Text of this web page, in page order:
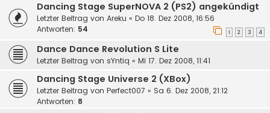
Dancing Stage SuperNOVA 2 (PS2) angekündigt
Letzter Beitrag von Areku « Do 18. Dez 2008, 16:56
Antworten: 54 1 2 3 4
Dance Dance Revolution S Lite
Letzter Beitrag von sYntiq « Mi 17. Dez 2008, 11:41
Dancing Stage Universe 2 (XBox)
Letzter Beitrag von Perfect007 « Sa 6. Dez 2008, 21:12
Antworten: 8